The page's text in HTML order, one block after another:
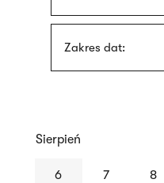
Zakres dat:
previous
Sierpień
6
7
8